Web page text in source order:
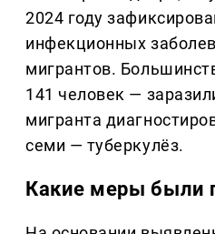
2024 году
инфекционных
мигрантов.
141 человек —
мигранта
семи — туберкулёз.
Какие меры были